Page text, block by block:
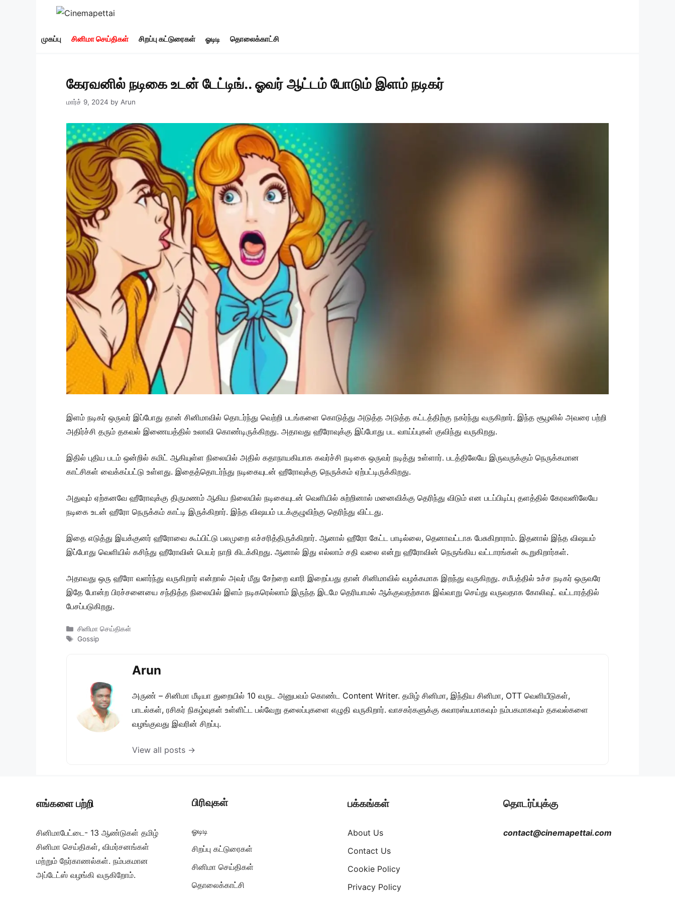
முகப்பு சினிமா செய்திகள் சிறப்பு கட்டுரைகள் ஓடிடி தொலைக்காட்சி
கேரவனில் நடிகை உடன் டேட்டிங்.. ஓவர் ஆட்டம் போடும் இளம் நடிகர்
மார்ச் 9, 2024 by Arun
இளம் நடிகர் ஒருவர் இப்போது தான் சினிமாவில் தொடர்ந்து வெற்றி படங்களை கொடுத்து அடுத்த அடுத்த கட்டத்திற்கு நகர்ந்து வருகிறார். இந்த சூழலில் அவரை பற்றி
அதிர்ச்சி தரும் தகவல் இணையத்தில் உலாவி கொண்டிருக்கிறது. அதாவது ஹீரோவுக்கு இப்போது பட வாய்ப்புகள் குவிந்து வருகிறது.
இதில் புதிய படம் ஒன்றில் கமிட் ஆகியுள்ள நிலையில் அதில் கதாநாயகியாக கவர்ச்சி நடிகை ஒருவர் நடித்து உள்ளார். படத்திலேயே இருவருக்கும் நெருக்கமான
காட்சிகள் வைக்கப்பட்டு உள்ளது. இதைத்தொடர்ந்து நடிகையுடன் ஹீரோவுக்கு நெருக்கம் ஏற்பட்டிருக்கிறது.
அதுவும் ஏற்கனவே ஹீரோவுக்கு திருமணம் ஆகிய நிலையில் நடிகையுடன் வெளியில் சுற்றினால் மனைவிக்கு தெரிந்து விடும் என படப்பிடிப்பு தளத்தில் கேரவனிலேயே
நடிகை உடன் ஹீரோ நெருக்கம் காட்டி இருக்கிறார். இந்த விஷயம் படக்குழுவிற்கு தெரிந்து விட்டது.
இதை எடுத்து இயக்குனர் ஹீரோவை கூப்பிட்டு பலமுறை எச்சரித்திருக்கிறார். ஆனால் ஹீரோ கேட்ட பாடில்லை, தெனாவட்டாக பேசுகிறாராம். இதனால் இந்த விஷயம்
இப்போது வெளியில் கசிந்து ஹீரோவின் பெயர் நாறி கிடக்கிறது. ஆனால் இது எல்லாம் சதி வலை என்று ஹீரோவின் நெருங்கிய வட்டாரங்கள் கூறுகிறார்கள்.
அதாவது ஒரு ஹீரோ வளர்ந்து வருகிறார் என்றால் அவர் மீது சேற்றை வாரி இறைப்பது தான் சினிமாவில் வழக்கமாக இறந்து வருகிறது. சமீபத்தில் உச்ச நடிகர் ஒருவரே
இதே போன்ற பிரச்சனையை சந்தித்த நிலையில் இளம் நடிகரெல்லாம் இருந்த இடமே தெரியாமல் ஆக்குவதற்காக இவ்வாறு செய்து வருவதாக கோலிவுட் வட்டாரத்தில்
பேசப்படுகிறது.
Categories
சினிமா செய்திகள்
Tags
Gossip
Arun
அருண் – சினிமா மீடியா துறையில் 10 வருட அனுபவம் கொண்ட Content Writer. தமிழ் சினிமா, இந்திய சினிமா, OTT வெளியீடுகள்,
பாடல்கள், ரசிகர் நிகழ்வுகள் உள்ளிட்ட பல்வேறு தலைப்புகளை எழுதி வருகிறார். வாசகர்களுக்கு சுவாரஸ்யமாகவும் நம்பகமாகவும் தகவல்களை
வழங்குவது இவரின் சிறப்பு.
View all posts →
எங்களை பற்றி
சினிமாபேட்டை- 13 ஆண்டுகள் தமிழ்
சினிமா செய்திகள், விமர்சனங்கள்
மற்றும் நேர்காணல்கள். நம்பகமான
அப்டேட்ஸ் வழங்கி வருகிறோம்.
பிரிவுகள்
ஓடிடி
சிறப்பு கட்டுரைகள்
சினிமா செய்திகள்
தொலைக்காட்சி
பக்கங்கள்
About Us
Contact Us
Cookie Policy
Privacy Policy
தொடர்ப்புக்கு
contact@cinemapettai.com